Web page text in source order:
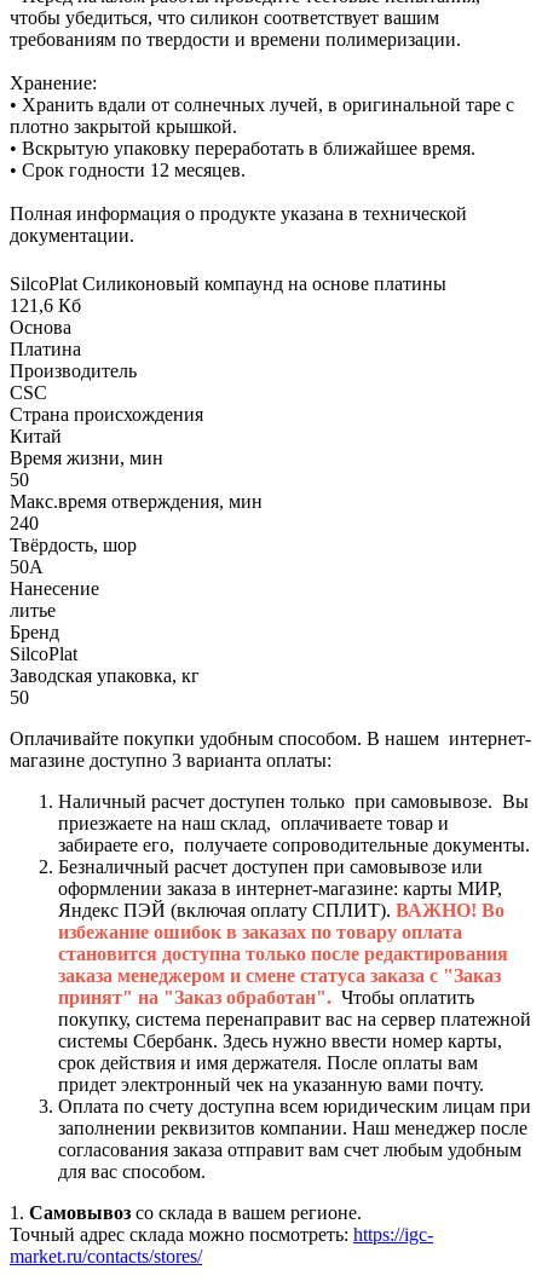
чтобы убедиться, что силикон соответствует вашим
требованиям по твердости и времени полимеризации.
Хранение:
• Хранить вдали от солнечных лучей, в оригинальной таре с
плотно закрытой крышкой.
• Вскрытую упаковку переработать в ближайшее время.
• Срок годности 12 месяцев.
Полная информация о продукте указана в технической
документации.
SilcoPlat Силиконовый компаунд на основе платины
121,6 Кб
Основа
Платина
Производитель
CSC
Страна происхождения
Китай
Время жизни, мин
50
Макс.время отверждения, мин
240
Твёрдость, шор
50А
Нанесение
литье
Бренд
SilcoPlat
Заводская упаковка, кг
50
Оплачивайте покупки удобным способом. В нашем интернет-
магазине доступно 3 варианта оплаты:
Наличный расчет доступен только при самовывозе. Вы
приезжаете на наш склад, оплачиваете товар и
забираете его, получаете сопроводительные документы.
Безналичный расчет доступен при самовывозе или
оформлении заказа в интернет-магазине: карты МИР,
Яндекс ПЭЙ (включая оплату СПЛИТ). ВАЖНО! Во
избежание ошибок в заказах по товару оплата
становится доступна только после редактирования
заказа менеджером и смене статуса заказа с "Заказ
принят" на "Заказ обработан". Чтобы оплатить
покупку, система перенаправит вас на сервер платежной
системы Сбербанк. Здесь нужно ввести номер карты,
срок действия и имя держателя. После оплаты вам
придет электронный чек на указанную вами почту.
Оплата по счету доступна всем юридическим лицам при
заполнении реквизитов компании. Наш менеджер после
согласования заказа отправит вам счет любым удобным
для вас способом.
1. Самовывоз со склада в вашем регионе.
Точный адрес склада можно посмотреть: https://igc-
market.ru/contacts/stores/